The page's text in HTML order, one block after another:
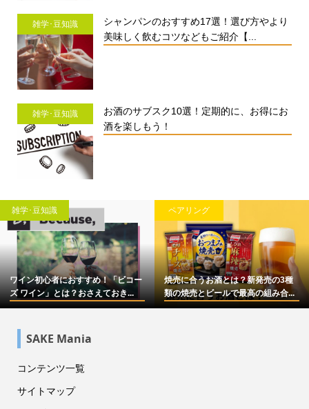
雑学･豆知識
シャンパンのおすすめ17選！選び方やより
美味しく飲むコツなどもご紹介【...
雑学･豆知識
お酒のサブスク10選！定期的に、お得にお
酒を楽しもう！
雑学･豆知識
ワイン初心者におすすめ！「ビコー
ズ ワイン」とは？おさえておき...
ペアリング
焼売に合うお酒とは？新発売の3種
類の焼売とビールで最高の組み合...
SAKE Mania
コンテンツ一覧
サイトマップ